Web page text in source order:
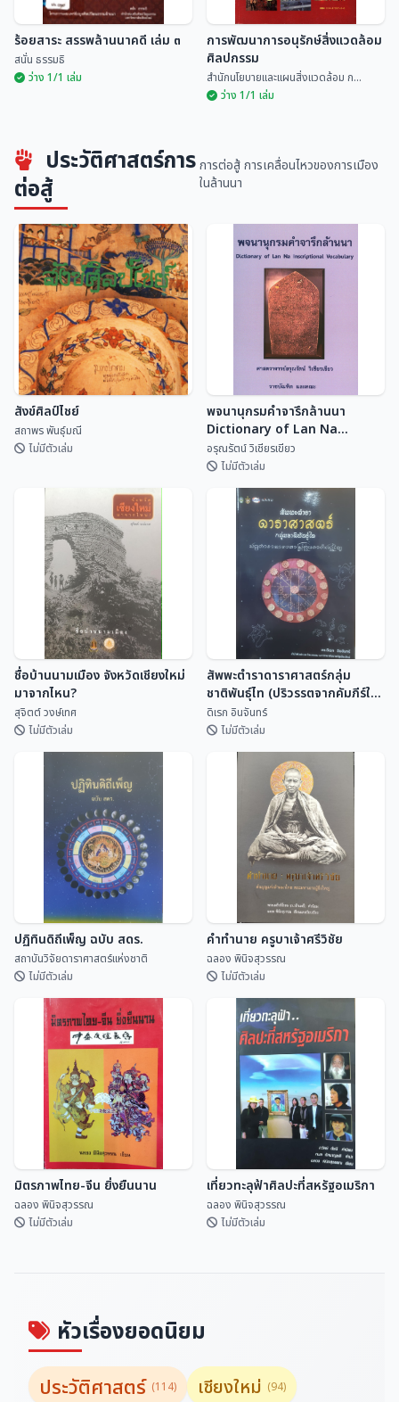
ร้อยสาระ สรรพล้านนาคดี เล่ม ๓
สนั่น ธรรมธิ
ร้อยสาระ สรรพล้านนาคดี เล่ม ๓
สนั่น ธรรมธิ
ว่าง 1/1 เล่ม
ศิลปกรรม
สำนักนโยบายและแผนสิ่...
การพัฒนาการอนุรักษ์สิ่งแวดล้อม
ศิลปกรรม
สำนักนโยบายและแผนสิ่งแวดล้อม ก...
ว่าง 1/1 เล่ม
ประวัติศาสตร์การ
ต่อสู้
การต่อสู้ การเคลื่อนไหวของการเมือง
ในล้านนา
สังข์ศิลป์ไชย์
สถาพร พันธุ์มณี
สังข์ศิลป์ไชย์
สถาพร พันธุ์มณี
ไม่มีตัวเล่ม
พจนานุกรมคำจารึกล้านนา
Dictionary of Lan Na
Inscriptional Vocabulary
อรุณรัตน์ วิเชียรเขี...
พจนานุกรมคำจารึกล้านนา
Dictionary of Lan Na
Inscriptional Vocabulary
อรุณรัตน์ วิเชียรเขียว
ไม่มีตัวเล่ม
ชื่อบ้านนามเมือง จังหวัดเชียงใหม่
มาจากไหน?
สุจิตต์ วงษ์เทศ
ชื่อบ้านนามเมือง จังหวัดเชียงใหม่
มาจากไหน?
สุจิตต์ วงษ์เทศ
ไม่มีตัวเล่ม
สัพพะตำราดาราศาสตร์กลุ่ม
ชาติพันธุ์ไท (ปริวรรตจากคัมภีร์ใบ
ลานและพับสา)
ดิเรก อินจันทร์
สัพพะตำราดาราศาสตร์กลุ่ม
ชาติพันธุ์ไท (ปริวรรตจากคัมภีร์ใบ
ลานและพับสา)
ดิเรก อินจันทร์
ไม่มีตัวเล่ม
ปฏิทินดิถีเพ็ญ ฉบับ สดร.
สถาบันวิจัยดาราศาสตร...
ปฏิทินดิถีเพ็ญ ฉบับ สดร.
สถาบันวิจัยดาราศาสตร์แห่งชาติ
ไม่มีตัวเล่ม
คำทำนาย ครูบาเจ้าศรีวิชัย
ฉลอง พินิจสุวรรณ
คำทำนาย ครูบาเจ้าศรีวิชัย
ฉลอง พินิจสุวรรณ
ไม่มีตัวเล่ม
ฉลอง พินิจสุวรรณ
มิตรภาพไทย-จีน ยิ่งยืนนาน
ฉลอง พินิจสุวรรณ
ไม่มีตัวเล่ม
เที่ยวทะลุฟ้าศิลปะที่สหรัฐอเมริกา
ฉลอง พินิจสุวรรณ
ไม่มีตัวเล่ม
หัวเรื่องยอดนิยม
ประวัติศาสตร์ (114) เชียงใหม่ (94)